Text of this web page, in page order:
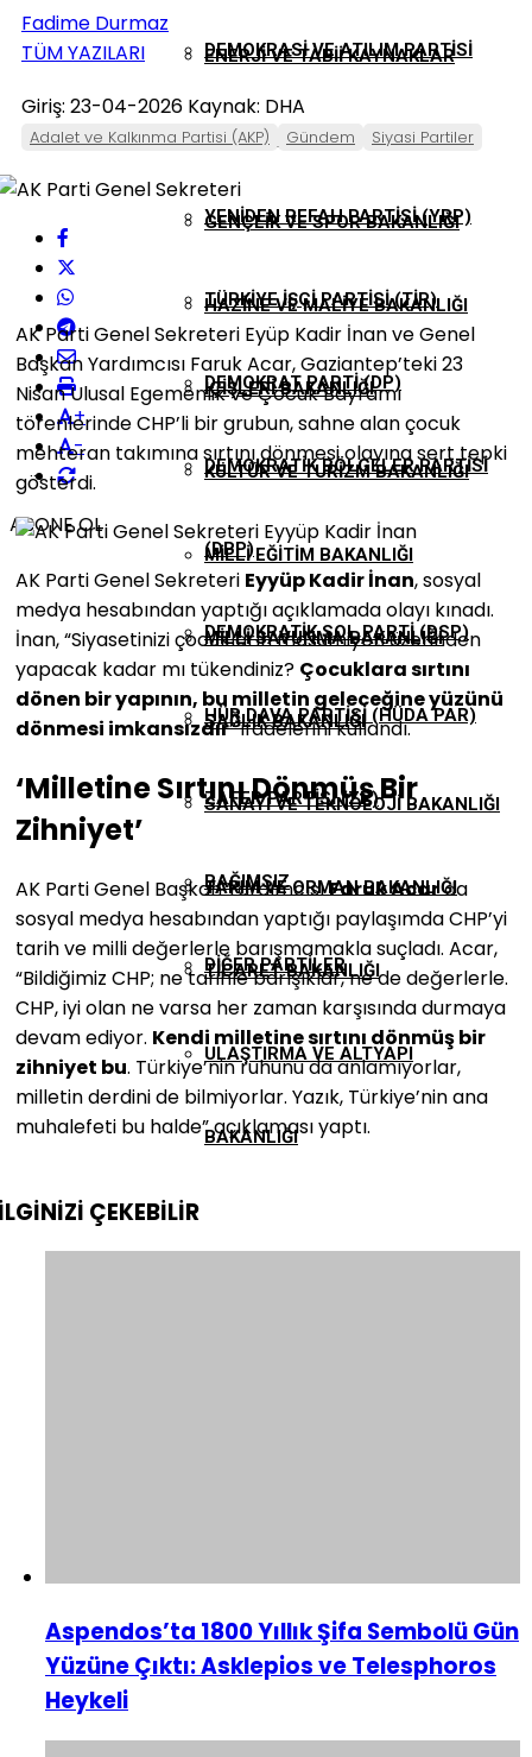
DEMOKRASI VE ATILIM PARTISI
(DEVA)
YENIDEN REFAH PARTISI (YRP)
TÜRKIYE İŞÇI PARTISI (TİP)
DEMOKRAT PARTI (DP)
DEMOKRATIK BÖLGELER PARTISI
(DBP)
DEMOKRATIK SOL PARTI (DSP)
HÜR DAVA PARTISI (HÜDA PAR)
ZAFER PARTISI (ZP)
BAĞIMSIZ
DIĞER PARTILER
ENERJI VE TABII KAYNAKLAR
BAKANLIĞI
GENÇLIK VE SPOR BAKANLIĞI
HAZINE VE MALIYE BAKANLIĞI
İÇIŞLERI BAKANLIĞI
KÜLTÜR VE TURIZM BAKANLIĞI
MILLI EĞITIM BAKANLIĞI
MILLI SAVUNMA BAKANLIĞI
SAĞLIK BAKANLIĞI
SANAYI VE TEKNOLOJI BAKANLIĞI
TARIM VE ORMAN BAKANLIĞI
TICARET BAKANLIĞI
ULAŞTIRMA VE ALTYAPI
BAKANLIĞI
Fadime Durmaz
TÜM YAZILARI
Giriş: 23-04-2026 Kaynak: DHA
Adalet ve Kalkınma Partisi (AKP) Gündem Siyasi Partiler
+
-
ABONE OL
AK Parti Genel Sekreteri Eyüp Kadir İnan ve Genel
Başkan Yardımcısı Faruk Acar, Gaziantep’teki 23
Nisan Ulusal Egemenlik ve Çocuk Bayramı
törenlerinde CHP’li bir grubun, sahne alan çocuk
mehteran takımına sırtını dönmesi olayına sert tepki
gösterdi.
AK Parti Genel Sekreteri Eyyüp Kadir İnan, sosyal
medya hesabından yaptığı açıklamada olayı kınadı.
İnan, “Siyasetinizi çocukların masumiyeti üzerinden
yapacak kadar mı tükendiniz? Çocuklara sırtını
dönen bir yapının, bu milletin geleceğine yüzünü
dönmesi imkansızdır” ifadelerini kullandı.
‘Milletine Sırtını Dönmüş Bir
Zihniyet’
AK Parti Genel Başkan YardımcısıFaruk Acarda
sosyal medya hesabından yaptığı paylaşımda CHP’yi
tarih ve milli değerlerle barışmamakla suçladı. Acar,
“Bildiğimiz CHP; ne tarihle barışıklar, ne de değerlerle.
CHP, iyi olan ne varsa her zaman karşısında durmaya
devam ediyor. Kendi milletine sırtını dönmüş bir
zihniyet bu. Türkiye’nin ruhunu da anlamıyorlar,
milletin derdini de bilmiyorlar. Yazık, Türkiye’nin ana
muhalefeti bu halde” açıklaması yaptı.
ÇEKEBİLİR
Aspendos’ta 1800 Yıllık Şifa Sembolü Gün
Yüzüne Çıktı: Asklepios ve Telesphoros
Heykeli